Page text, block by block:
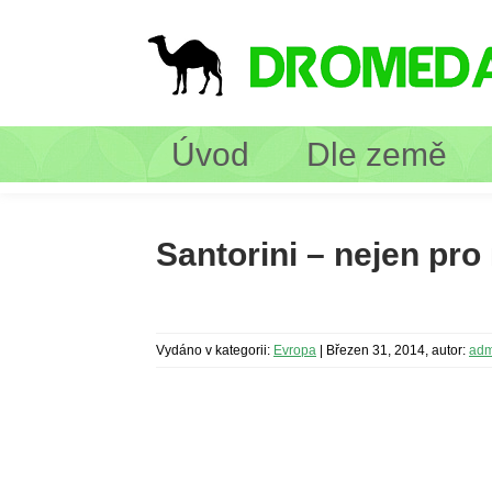
Úvod Dle země
Santorini – nejen
Vydáno v kategorii: Evropa Březen 31, 2014, autor: